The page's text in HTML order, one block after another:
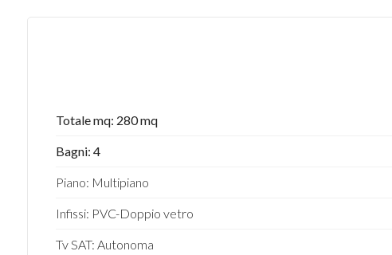
Totale mq: 280 mq
Bagni: 4
Piano: Multipiano
Infissi: PVC-Doppio vetro
Tv SAT: Autonoma